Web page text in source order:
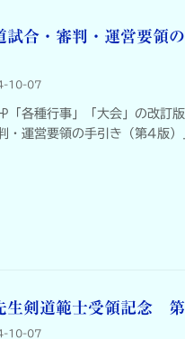
試合・審判・運営要領
10-07
「各種行事」「大会」の改訂
・運営要領の手引き（第4版）
生剣道範士受領記念
10-07